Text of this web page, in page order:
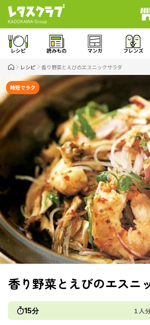
レシピ 読みもの マンガ フレンズ
レシピ 香り野菜とえびのエスニックサラダ
時短でラク
香り野菜とえびのエスニ
15分 １人